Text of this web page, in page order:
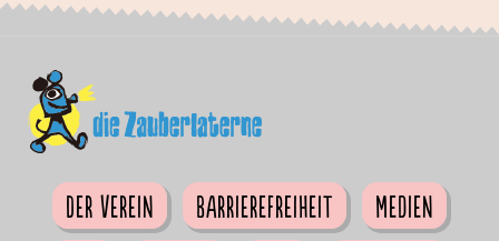
Der Verein Barrierefreiheit
Medien